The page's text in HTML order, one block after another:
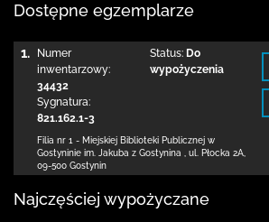
Dostępne egzemplarze
1.
Numer
inwentarzowy:
34432
Sygnatura:
821.162.1-3
Status: Do
wypożyczenia
Filia nr 1 - Miejskiej Biblioteki Publicznej w
Gostyninie im. Jakuba z Gostynina
ul. Płocka 2A
09-500 Gostynin
Najczęściej wypożyczane